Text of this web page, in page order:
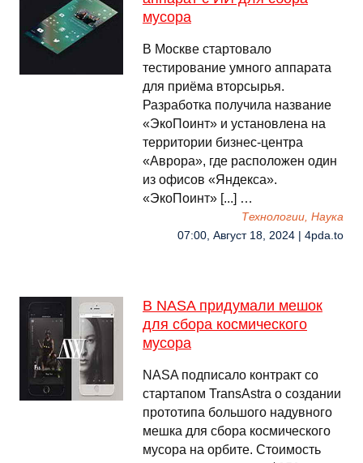
мусора
В Москве стартовало
тестирование умного аппарата
для приёма вторсырья.
Разработка получила название
«ЭкоПоинт» и установлена на
территории бизнес-центра
«Аврора», где расположен один
из офисов «Яндекса».
«ЭкоПоинт» [...] …
Технологии, Наука
07:00, Август 18, 2024 | 4pda.to
В NASA придумали мешок
для сбора космического
мусора
NASA подписало контракт со
стартапом TransAstra о создании
прототипа большого надувного
мешка для сбора космического
мусора на орбите. Стоимость